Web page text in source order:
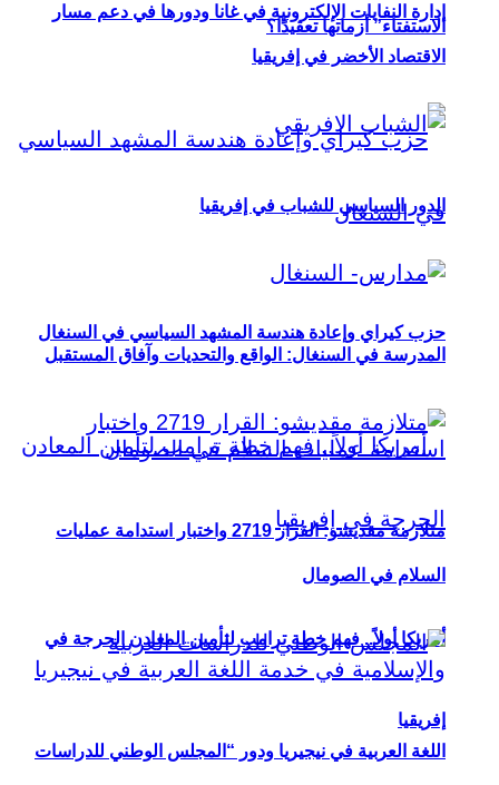
الاستفتاء” أزماتها تعقيدًا؟
حزب كيراي وإعادة هندسة المشهد السياسي في السنغال
أمريكا أولاً.. فهم خطة ترامب لتأمين المعادن الحرجة في
إفريقيا
إدارة النفايات الإلكترونية في غانا ودورها في دعم مسار
الاقتصاد الأخضر في إفريقيا
الدور السياسي للشباب في إفريقيا
المدرسة في السنغال: الواقع والتحديات وآفاق المستقبل
متلازمة مقديشو: القرار 2719 واختبار استدامة عمليات
السلام في الصومال
اللغة العربية في نيجيريا ودور “المجلس الوطني للدراسات